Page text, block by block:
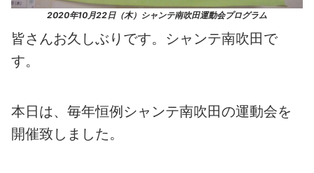
2020年10月22日（木）シャンテ南吹田運動会プログラム
皆さんお久しぶりです。シャンテ南吹田で
す。
本日は、毎年恒例シャンテ南吹田の運動会を
開催致しました。